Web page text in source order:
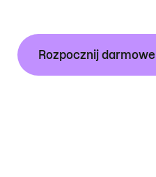
Rozpocznij